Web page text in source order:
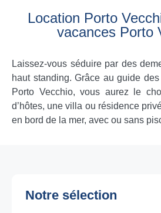
Location Porto
vacances Porto
Laissez-vous séduire par des
haut standing. Grâce au guide
Porto Vecchio, vous aurez le
d’hôtes, une villa ou résidence
en bord de la mer, avec ou sans
Notre sélection